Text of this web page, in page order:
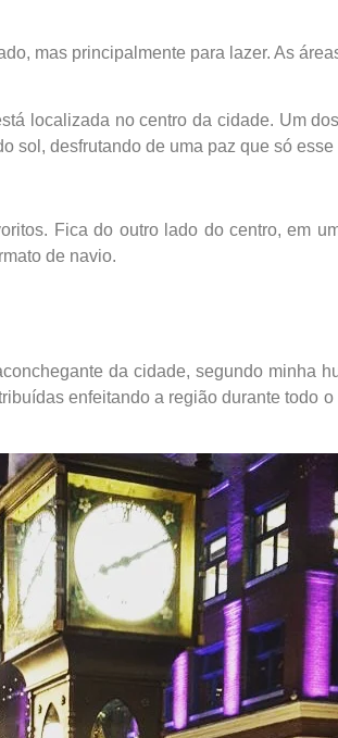
mas principalmente para lazer. As
localizada no centro da cidade. Um
sol, desfrutando de uma paz que só esse
Fica do outro lado do centro, em
de navio.
da cidade, segundo minha
enfeitando a região durante todo